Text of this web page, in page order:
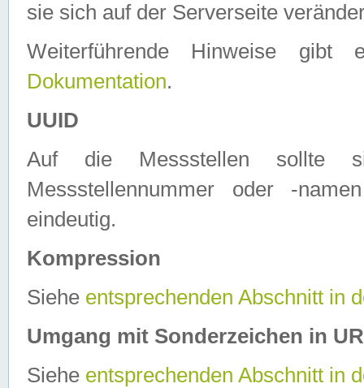
sie sich auf der Serverseite
Weiterführende Hinweise
Dokumentation.
UUID
Auf die Messstellen sollte
Messstellennummer oder -
eindeutig.
Kompression
Siehe entsprechenden Abschnitt in
Umgang mit Sonderzeichen in
Siehe entsprechenden Abschnitt in